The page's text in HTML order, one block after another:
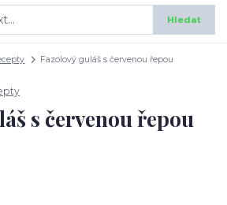
Hledat
Fazolový guláš s červenou řepou
s červenou řepou